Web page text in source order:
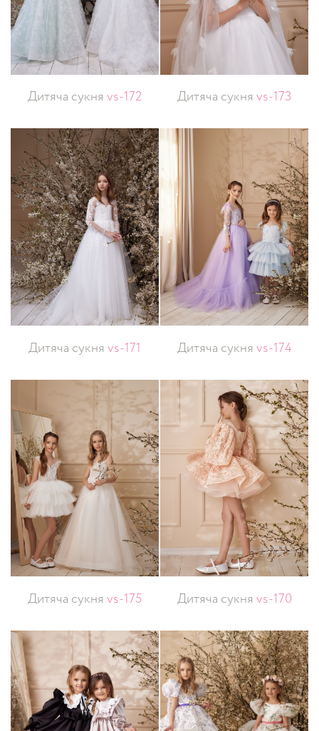
Дитяча сукня vs-172 Дитяча сукня vs-173
Дитяча сукня vs-171 Дитяча сукня vs-174
Дитяча сукня vs-175 Дитяча сукня vs-170